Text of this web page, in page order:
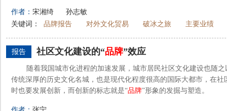
作者： 宋湘绮
孙志敏
关键词：
品牌报告 对外文化贸易 破冰之旅 主要业绩
报告 社区文化建设的“品牌”效应
随着我国城市化进程的加速发展，城市居民社区文化建设也随
传统深厚的历史文化名城，也是现代化程度很高的国际大都市，在
时也要发展创新，而创新的标志就是“品牌”形象的发掘与塑造。